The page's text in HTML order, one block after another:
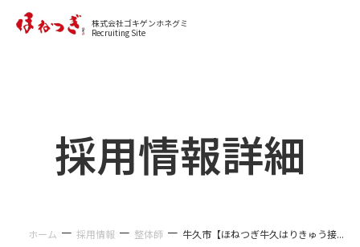
株式会社ゴキゲンホネグミ
Recruiting Site
採用情報詳細
ホーム － 採用情報 － 整体師 － 牛久市【ほねつぎ牛久はりきゅう接...